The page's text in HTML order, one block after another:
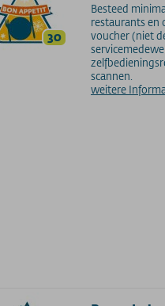
30
Besteed
restaurants en
voucher (niet
scannen.
weitere